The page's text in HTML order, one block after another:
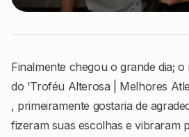
Finalmente chegou o grande dia;
do 'Troféu Alterosa | Melhores
, primeiramente gostaria de
fizeram suas escolhas e vibraram